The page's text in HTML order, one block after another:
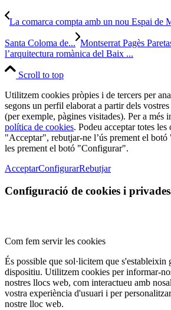
La comarca compta amb un nou Espai de
Santa Coloma de... Montserrat Pagès
l’arquitectura romànica del Baix ...
Scroll to top
Utilitzem cookies pròpies i de tercers per
segons un perfil elaborat a partir dels
(per exemple, pàgines visitades). Per a més
política de cookies. Podeu acceptar totes
"Acceptar", rebutjar-ne l’ús prement el
les prement el botó "Configurar".
AcceptarConfigurarRebutjar
Configuració de cookies i
Com fem servir les cookies
És possible que sol·licitem que s'estableixin
dispositiu. Utilitzem cookies per informar-
nostres llocs web, com interactueu amb
vostra experiència d'usuari i per
nostre lloc web.